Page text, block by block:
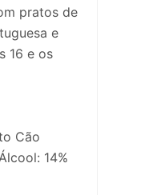
pratos de
e
16 e os
Cão
14%